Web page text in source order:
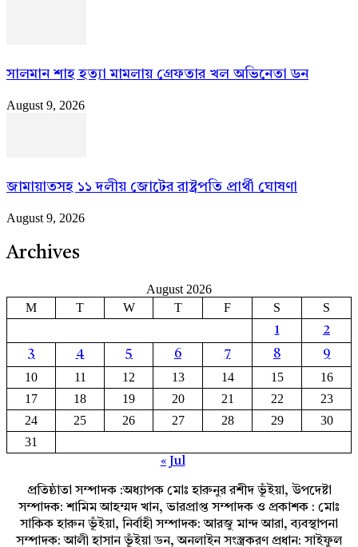
সালমান শাহ হত্যা মামলায় গ্রেফতার খল অভিনেতা ডন
August 9, 2026
জামায়াতসহ ১১ দলীয় জোটের রাষ্ট্রপতি প্রার্থী ঘোষণা
August 9, 2026
Archives
August 2026
M
T W T F S S
1
2
3
4 5 6 7 8 9
10 11 12 13 14 15
16
17
18 19 20 21 22
23
24
25 26 27 28 29
30
31
« Jul
প্রতিষ্ঠাতা সম্পাদক :অধ্যাপক মোঃ হারুনুর রশীদ ভূঁইয়া, উপদেষ্টা
সম্পাদক: শামিম আহম্মদ খান, ভারপ্রাপ্ত সম্পাদক ও প্রকাশক : মোঃ
সাকিক হারুন ভূঁইয়া, নির্বাহী সম্পাদক: আরজু মান্দ আরা, ব্যবস্থাপনা
সম্পাদক: আলী হাসান ভূঁইয়া ডন, অনলাইন সংস্ত্রকরণ প্রধান: সাইফুল